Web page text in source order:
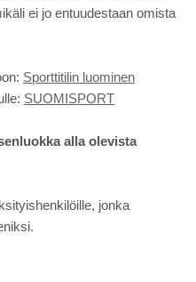
ei jo entuudestaan omista
Sporttitilin luominen
SUOMISPORT
alla olevista
jonka